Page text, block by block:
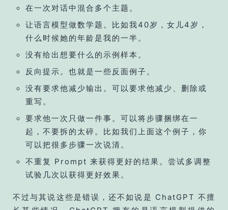
在一次对话中混合多个主题。
让语言模型做数学题。比如我40岁，女儿4岁，
什么时候她的年龄是我的一半。
没有给出想要什么的示例样本。
反向提示。也就是一些反面例子。
没有要求他减少输出。可以要求他减少、删除或
重写。
要求他一次只做一件事。可以将步骤捆绑在一
起，不要拆的太碎。比如我们上面这个例子，你
可以把很多步骤一次说清。
不重复 Prompt 来获得更好的结果。尝试多调整
试验几次以获得更好效果。
不过与其说这些是错误，还不如说是 ChatGPT 不擅